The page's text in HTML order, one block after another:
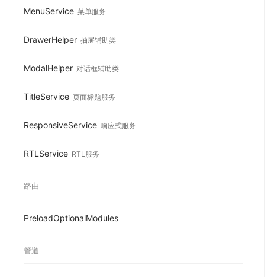
MenuService 菜单服务
DrawerHelper 抽屉辅助类
ModalHelper 对话框辅助类
TitleService 页面标题服务
ResponsiveService 响应式服务
RTLService RTL服务
路由
PreloadOptionalModules
管道